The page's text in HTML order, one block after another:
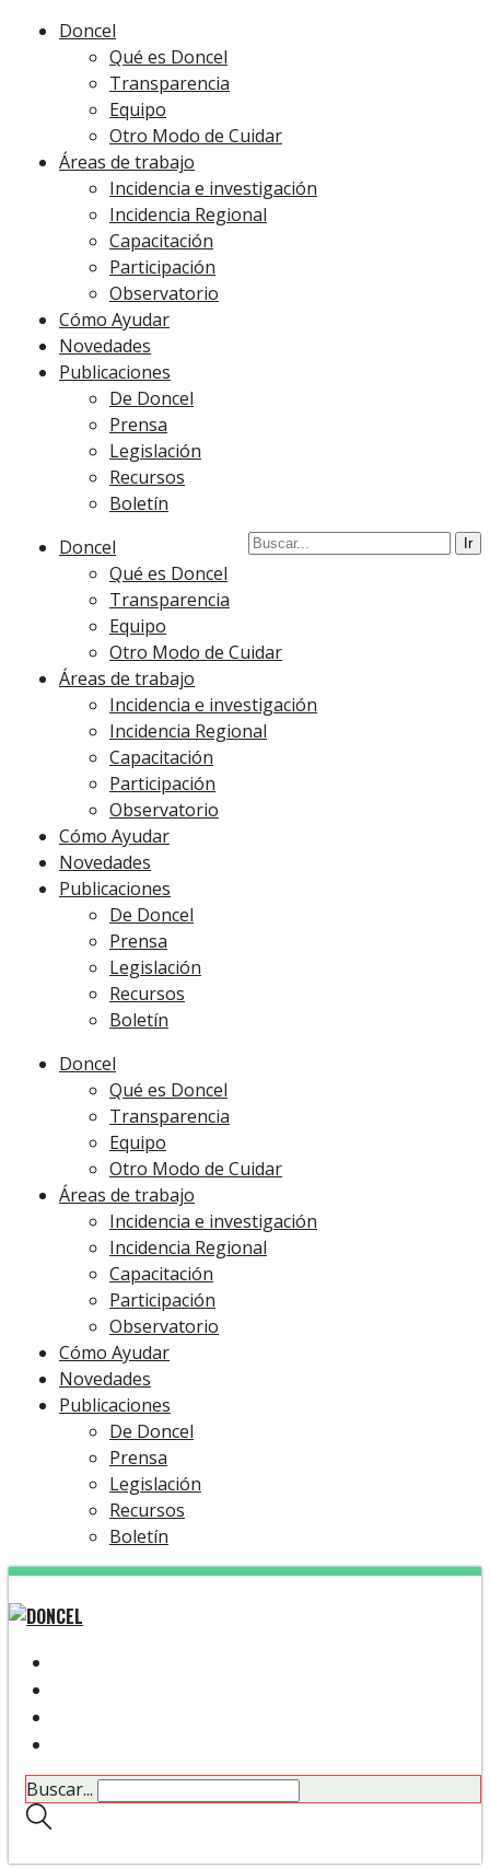
Doncel
Qué es Doncel
Transparencia
Equipo
Otro Modo de Cuidar
Áreas de trabajo
Incidencia e investigación
Incidencia Regional
Capacitación
Participación
Observatorio
Cómo Ayudar
Novedades
Publicaciones
De Doncel
Prensa
Legislación
Recursos
Boletín
Doncel
Qué es Doncel
Transparencia
Equipo
Otro Modo de Cuidar
Áreas de trabajo
Incidencia e investigación
Incidencia Regional
Capacitación
Participación
Observatorio
Cómo Ayudar
Novedades
Publicaciones
De Doncel
Prensa
Legislación
Recursos
Boletín
Doncel
Qué es Doncel
Transparencia
Equipo
Otro Modo de Cuidar
Áreas de trabajo
Incidencia e investigación
Incidencia Regional
Capacitación
Participación
Observatorio
Cómo Ayudar
Novedades
Publicaciones
De Doncel
Prensa
Legislación
Recursos
Boletín
Buscar...